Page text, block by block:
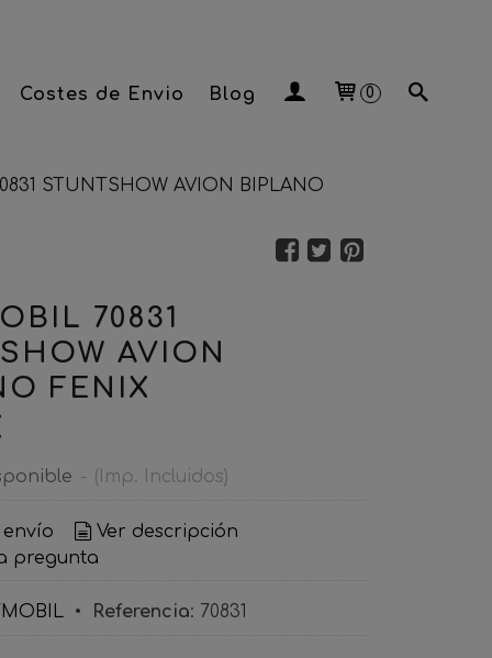
Costes de Envio Blog 0
STUNTSHOW AVION BIPLANO
70831
AVION
FENIX
- (Imp. Incluidos)
envío
Ver descripción
pregunta
• Referencia: 70831